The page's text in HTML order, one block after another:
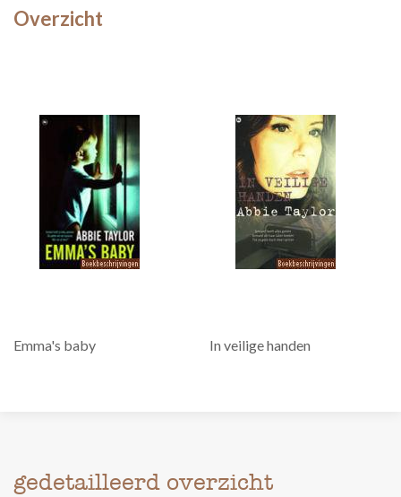
Overzicht
Emma's baby In veilige handen
gedetailleerd overzicht